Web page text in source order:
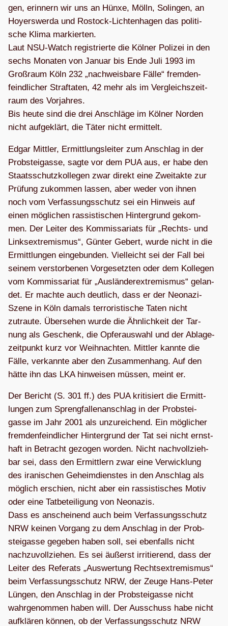
gen, erin­nern wir uns an Hünxe, Mölln, Solin­gen, an
Hoyers­werda und Ros­tock-Lich­ten­ha­gen das poli­ti­
sche Klima mar­kier­ten.
Laut NSU-Watch regis­trierte die Köl­ner Poli­zei in den
sechs Mona­ten von Januar bis Ende Juli 1993 im
Groß­raum Köln 232 „nach­weis­bare Fälle“ frem­den­
feind­li­cher Straf­ta­ten, 42 mehr als im Ver­gleichs­zeit­
raum des Vor­jah­res.
Bis heute sind die drei Anschläge im Köl­ner Nor­den
nicht auf­ge­klärt, die Täter nicht ermittelt.
Edgar Mitt­ler, Ermitt­lungs­lei­ter zum Anschlag in der
Prob­stei­gasse, sagte vor dem PUA aus, er habe den
Staats­schutz­kol­le­gen zwar direkt eine Zweit­akte zur
Prü­fung zukom­men las­sen, aber weder von ihnen
noch vom Ver­fas­sungs­schutz sei ein Hin­weis auf
einen mög­li­chen ras­sis­ti­schen Hin­ter­grund gekom­
men. Der Lei­ter des Kom­mis­sa­ri­ats für „Rechts- und
Links­extre­mis­mus“, Gün­ter Gebert, wurde nicht in die
Ermitt­lun­gen ein­ge­bun­den. Viel­leicht sei der Fall bei
sei­nem ver­stor­be­nen Vor­ge­setz­ten oder dem Kol­le­gen
vom Kom­mis­sa­riat für „Aus­län­der­ex­tre­mis­mus“ gelan­
det. Er machte auch deut­lich, dass er der Neo­nazi-
Szene in Köln damals ter­ro­ris­ti­sche Taten nicht
zutraute. Über­se­hen wurde die Ähn­lich­keit der Tar­
nung als Geschenk, die Opfer­aus­wahl und der Abla­ge­
zeit­punkt kurz vor Weih­nach­ten. Mitt­ler kannte die
Fälle, ver­kannte aber den Zusam­men­hang. Auf den
hätte ihn das LKA hin­wei­sen müs­sen, meint er.
Der Bericht (S. 301 ff.) des PUA kri­ti­siert die Ermitt­
lun­gen zum Spreng­fal­len­an­schlag in der Prob­stei­
gasse im Jahr 2001 als unzu­rei­chend. Ein mög­li­cher
frem­den­feind­li­cher Hin­ter­grund der Tat sei nicht ernst­
haft in Betracht gezo­gen wor­den. Nicht nach­voll­zieh­
bar sei, dass den Ermitt­lern zwar eine Ver­wick­lung
des ira­ni­schen Geheim­diens­tes in den Anschlag als
mög­lich erschien, nicht aber ein ras­sis­ti­sches Motiv
oder eine Tat­be­tei­li­gung von Neo­na­zis.
Dass es anschei­nend auch beim Ver­fas­sungs­schutz
NRW kei­nen Vor­gang zu dem Anschlag in der Prob­
stei­gasse gege­ben haben soll, sei eben­falls nicht
nach­zu­voll­zie­hen. Es sei äußerst irri­tie­rend, dass der
Lei­ter des Refe­rats „Aus­wer­tung Rechts­extre­mis­mus“
beim Ver­fas­sungs­schutz NRW, der Zeuge Hans-Peter
Lün­gen, den Anschlag in der Prob­stei­gasse nicht
wahr­ge­nom­men haben will. Der Aus­schuss habe nicht
auf­klä­ren kön­nen, ob der Ver­fas­sungs­schutz NRW